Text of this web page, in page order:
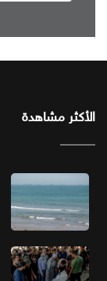
الأكثر مشاهدة